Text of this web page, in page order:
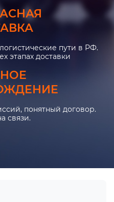
пути в РФ.
этапах доставки
понятный договор.
связи.